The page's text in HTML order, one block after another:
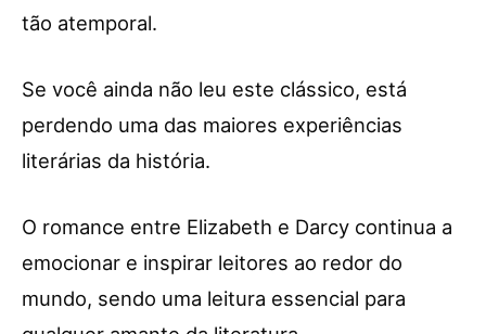
tão atemporal.
Se você ainda não leu este clássico, está
perdendo uma das maiores experiências
literárias da história.
O romance entre Elizabeth e Darcy continua a
emocionar e inspirar leitores ao redor do
mundo, sendo uma leitura essencial para